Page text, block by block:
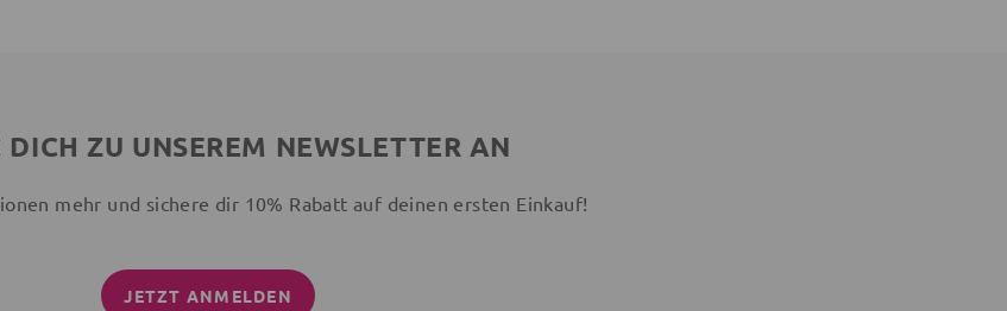
DICH ZU UNSEREM NEWSLETTER AN
mehr und sichere dir 10% Rabatt auf deinen ersten Einkauf!
JETZT ANMELDEN